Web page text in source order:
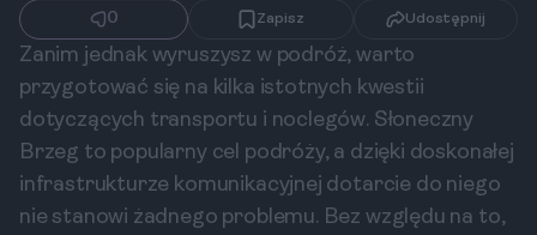
0
Zapisz Udostępnij
Zanim jednak wyruszysz w podróż, warto
przygotować się na kilka istotnych kwestii
dotyczących transportu i noclegów. Słoneczny
Brzeg to popularny cel podróży, a dzięki doskonałej
infrastrukturze komunikacyjnej dotarcie do niego
nie stanowi żadnego problemu. Bez względu na to,